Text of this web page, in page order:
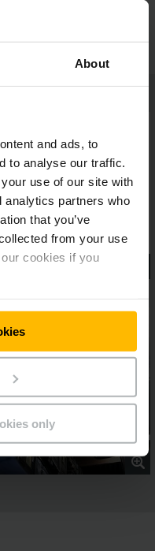
About
and ads, to
to analyse our traffic.
use of our site with
analytics partners who
that you’ve
from your use
cookies if you
only
oben fährt und die
Sicherheit sorgen
wie
oder die RFID-
fortschrittlicher 48-V-
erleichtert das
sanftes
vom intuitiven
dem verstellbarem
ergonomischen